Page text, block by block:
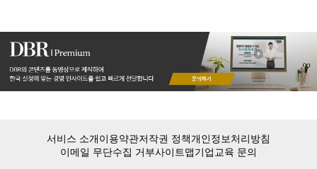
급등했습니다. 하루만에 3배가
됐습니다. 최소한 시장에서 이
코닥코인이라는 비즈니스모델을
호의적으로 봐주고 있는 것만은 부인할
서비스 소개이용약관저작권 정책개인정보처리방침
이메일 무단수집 거부사이트맵기업교육 문의